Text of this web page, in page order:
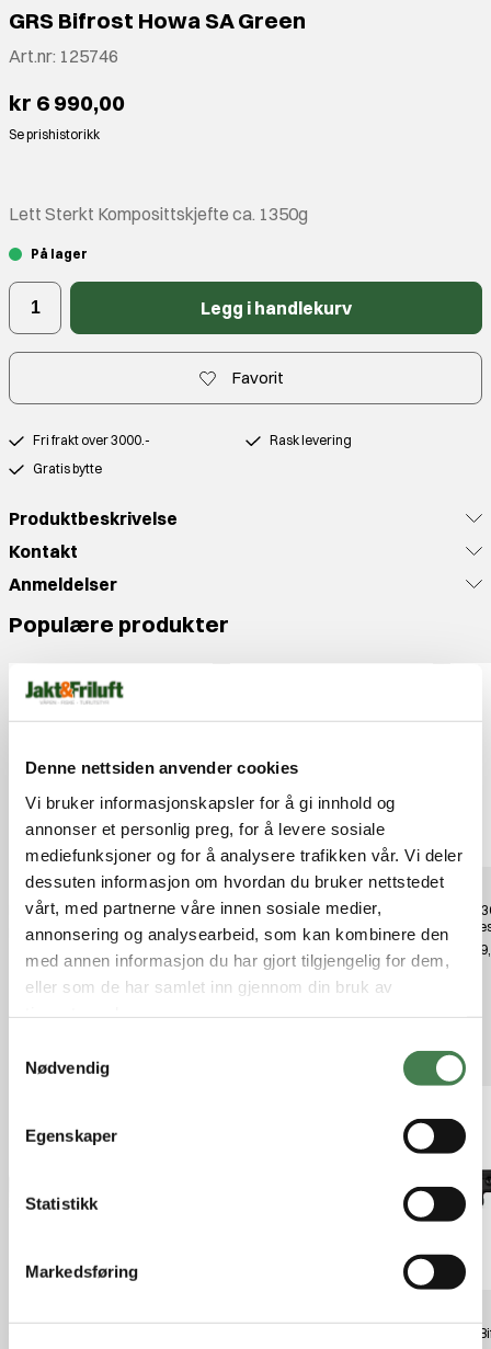
Denne nettsiden anvender cookies
Vi bruker informasjonskapsler for å gi innhold og
annonser et personlig preg, for å levere sosiale
mediefunksjoner og for å analysere trafikken vår. Vi deler
dessuten informasjon om hvordan du bruker nettstedet
vårt, med partnerne våre innen sosiale medier,
annonsering og analysearbeid, som kan kombinere den
med annen informasjon du har gjort tilgjengelig for dem,
eller som de har samlet inn gjennom din bruk av
Nødvendig
Egenskaper
Statistikk
Markedsføring
GRS Bifrost Howa SA Green
Art.nr: 125746
kr 6 990,00
Se prishistorikk
Lett Sterkt Komposittskjefte ca. 1350g
På lager
Legg i handlekurv
Favorit
Fri frakt over 3000.-
Rask levering
Gratis bytte
Produktbeskrivelse
Kontakt
Anmeldelser
Populære produkter
Bog Death Bæreveske
kr 499,00
Barnes Tipped Tsx Bullets 7Mm
140 Grs Ttsx Bt
Otis
kr
GRS